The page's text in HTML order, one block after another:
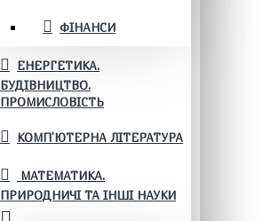
ФІНАНСИ
ЕНЕРГЕТИКА.
БУДІВНИЦТВО.
ПРОМИСЛОВІСТЬ
КОМП'ЮТЕРНА ЛІТЕРАТУРА
МАТЕМАТИКА.
ПРИРОДНИЧІ ТА ІНШІ НАУКИ